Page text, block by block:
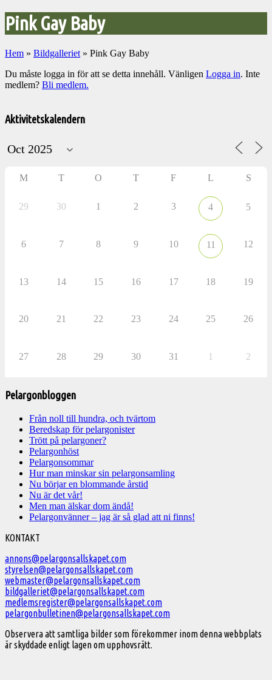
Pink Gay Baby
Hem » Bildgalleriet » Pink Gay Baby
Du måste logga in för att se detta innehåll. Vänligen Logga in. Inte
medlem? Bli medlem.
till
aktiviteter
Aktivitetskalendern
M T O T F L S
29 30 1 2 3 4 5
6 7 8 9 10 11 12
13 14 15 16 17 18 19
20 21 22 23 24 25 26
27 28 29 30 31 1 2
Pelargonbloggen
Från noll till hundra, och tvärtom
Beredskap för pelargonister
Trött på pelargoner?
Pelargonhöst
Pelargonsommar
Hur man minskar sin pelargonsamling
Nu börjar en blommande årstid
Nu är det vår!
Men man älskar dom ändå!
Pelargonvänner – jag är så glad att ni finns!
Välkommen
till
Svenska
Pelargonsällskapet
KONTAKT
annons@pelargonsallskapet.com
styrelsen@pelargonsallskapet.com
webmaster@pelargonsallskapet.com
bildgalleriet@pelargonsallskapet.com
medlemsregister@pelargonsallskapet.com
pelargonbulletinen@pelargonsallskapet.com
Observera att samtliga bilder som förekommer inom denna webbplats
är skyddade enligt lagen om upphovsrätt.